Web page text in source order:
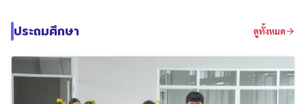
ประถมศึกษา ดูทั้งหมด